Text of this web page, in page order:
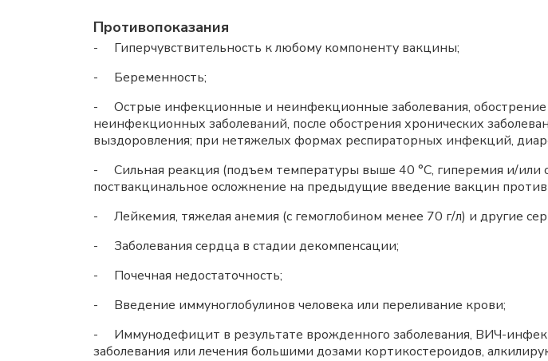
Противопоказания
- Гиперчувствительность к любому компоненту вакцины;
- Беременность;
- Острые инфекционные и неинфекционные заболевания, обострение
неинфекционных заболеваний, после обострения хронических
выздоровления; при нетяжелых формах респираторных инфекций,
- Сильная реакция (подъем температуры выше 40 °C, гиперемия и/или
поствакцинальное осложнение на предыдущие введение вакцин против
- Лейкемия, тяжелая анемия (с гемоглобином менее 70 г/л) и другие
- Заболевания сердца в стадии декомпенсации;
- Почечная недостаточность;
- Введение иммуноглобулинов человека или переливание крови;
- Иммунодефицит в результате врожденного заболевания, ВИЧ-
заболевания или лечения большими дозами кортикостероидов,